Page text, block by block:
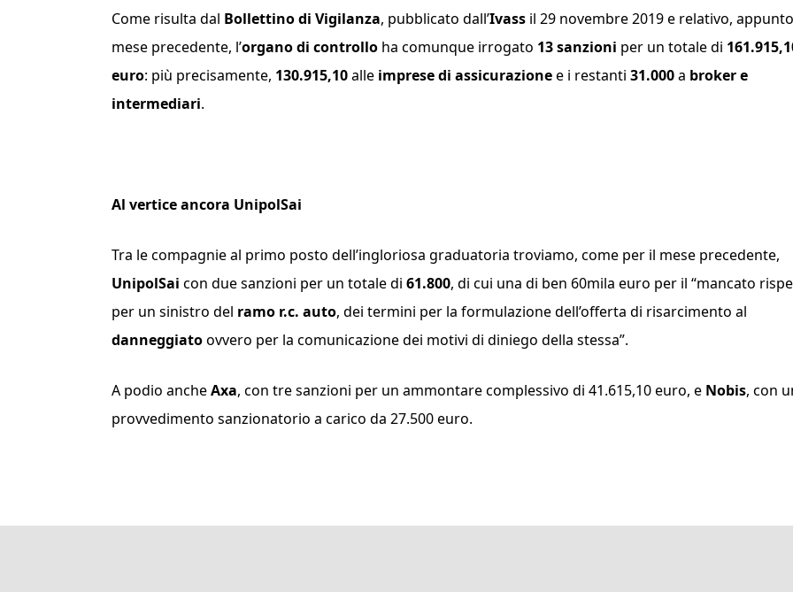
Come risulta dal Bollettino di Vigilanza, pubblicato dall’Ivass il 29 novembre 2019 e relativo,
mese precedente, l’organo di controllo ha comunque irrogato 13 sanzioni per un totale di
euro: più precisamente, 130.915,10alle imprese di assicurazionee i restanti 31.000a broker e
intermediari.
Al vertice ancora UnipolSai
Tra le compagnie al primo posto dell’ingloriosa graduatoria troviamo, come per il mese precedente,
UnipolSai con due sanzioni per un totale di 61.800, di cui una di ben 60mila euro per il “mancato
per un sinistro del ramo r.c. auto, dei termini per la formulazione dell’offerta di risarcimento al
danneggiatoovvero per la comunicazione dei motivi di diniego della stessa”.
A podio ancheAxa, con tre sanzioni per un ammontare complessivo di 41.615,10 euro, e Nobis, con
provvedimento sanzionatorio a carico da 27.500 euro.